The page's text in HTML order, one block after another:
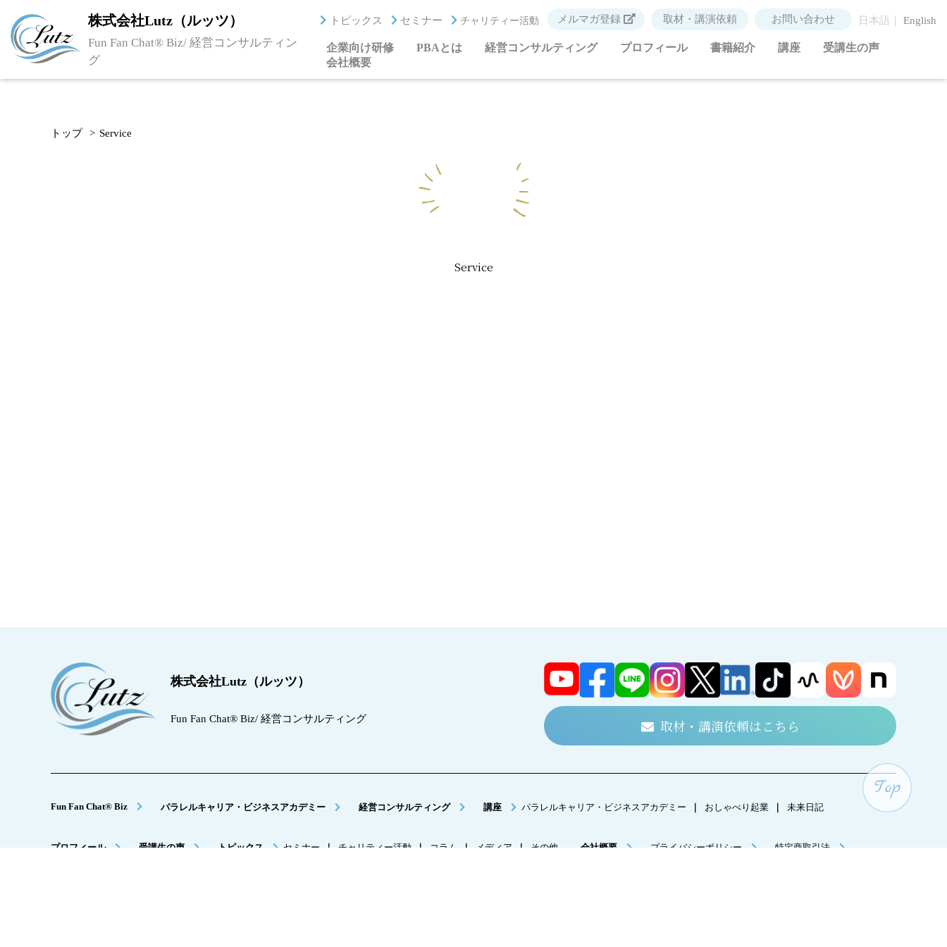
株式会社Lutz（ルッツ）
Fun Fan Chat® Biz/ 経営コンサルティン
グ
トピックス セミナー チャリティー活動 メルマガ登録 取材・講演依頼 お問い合わせ 日本語 English
企業向け研修 PBAとは 経営コンサルティング プロフィール 書籍紹介 講座
受講生の声
会社概要
トップ Service
Service
株式会社Lutz（ルッツ）
Fun Fan Chat® Biz/ 経営コンサルティング 取材・講演依頼はこちら
Fun Fan Chat® Biz パラレルキャリア・ビジネスアカデミー 経営コンサルティング 講座 パラレルキャリア・ビジネスアカデミー ｜ おしゃべり起業 ｜ 未来日記
プロフィール 受講生の声 トピックス セミナー ｜ チャリティー活動 ｜ コラム ｜ メディア ｜ その他 会社概要 プライバシーポリシー 特定商取引法